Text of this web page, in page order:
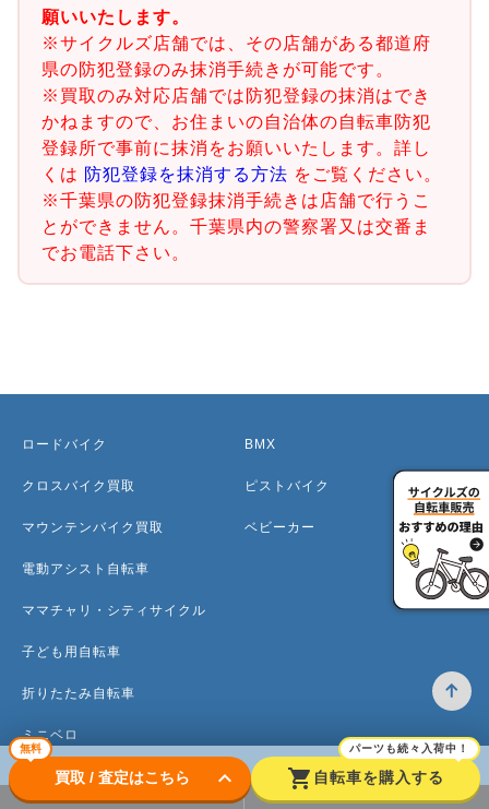
願いいたします。
※サイクルズ店舗では、その店舗がある都道府
県の防犯登録のみ抹消手続きが可能です。
※買取のみ対応店舗では防犯登録の抹消はでき
かねますので、お住まいの自治体の自転車防犯
登録所で事前に抹消をお願いいたします。詳し
くは 防犯登録を抹消する方法 をご覧ください。
※千葉県の防犯登録抹消手続きは店舗で行うこ
とができません。千葉県内の警察署又は交番ま
でお電話下さい。
無料
買取 / 査定はこちら keyboard_arrow_down shopping_cart
パーツも続々入荷中！
自転車を購入する
ロードバイク
クロスバイク買取
マウンテンバイク買取
電動アシスト自転車
ママチャリ・シティサイクル
子ども用自転車
折りたたみ自転車
ミニベロ
BMX
ピストバイク
ベビーカー